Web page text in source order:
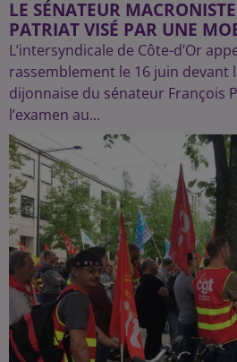
LE SÉNATEUR
PATRIAT VISÉ PAR UNE
L’intersyndicale de Côte-d’Or
rassemblement le 16 juin devant
dijonnaise du sénateur François
l’examen au...